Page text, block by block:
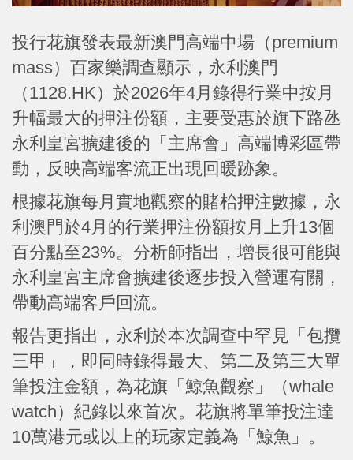
投行花旗發表最新澳門高端中場（premium
mass）百家樂調查顯示，永利澳門
（1128.HK）於2026年4月錄得行業中按月
升幅最大的押注份額，主要受惠於旗下路氹
永利皇宮擴建後的「主席會」高端博彩區帶
動，反映高端客流正出現回暖跡象。
根據花旗每月實地觀察的賭枱押注數據，永
利澳門於4月的行業押注份額按月上升13個
百分點至23%。分析師指出，增長很可能與
永利皇宮主席會擴建後逐步投入營運有關，
帶動高端客戶回流。
報告更指出，永利於本次調查中罕見「包攬
三甲」，即同時錄得最大、第二及第三大單
筆投注金額，為花旗「鯨魚觀察」（whale
watch）紀錄以來首次。花旗將單筆投注達
10萬港元或以上的玩家定義為「鯨魚」。